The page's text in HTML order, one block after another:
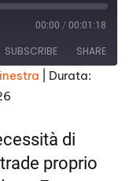
00:00 / 00:01:18
SUBSCRIBE SHARE
Durata:
di
proprio